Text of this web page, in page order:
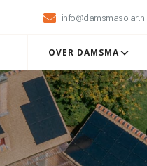
 info@damsmasolar.nl
OVER DAMSMA